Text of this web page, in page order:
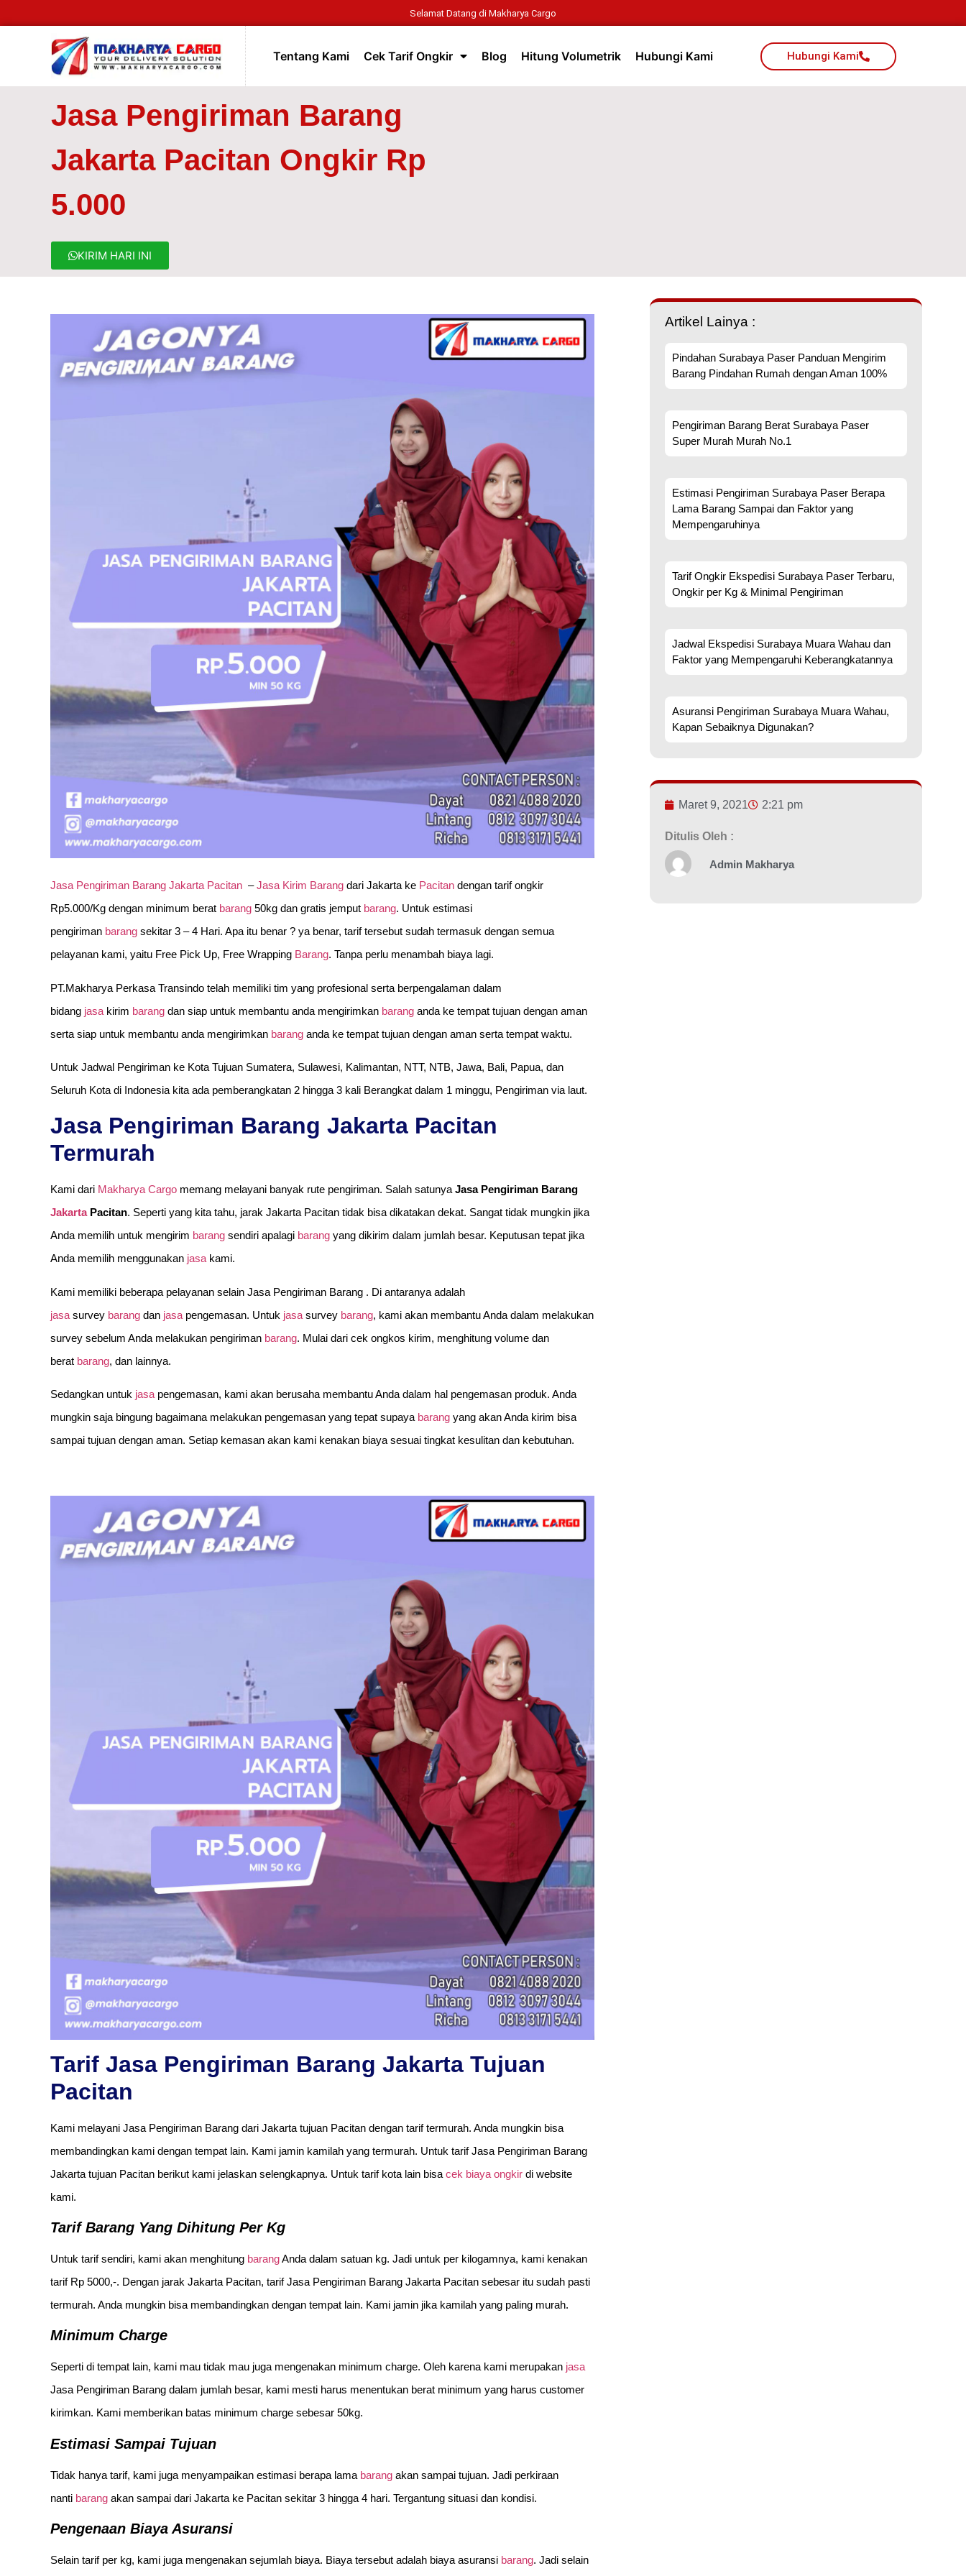
Selamat Datang di Makharya Cargo
Tentang Kami Cek Tarif Ongkir Blog Hitung Volumetrik Hubungi Kami Hubungi Kami
Jasa Pengiriman Barang
Jakarta Pacitan Ongkir Rp
5.000
KIRIM HARI INI
Jasa Pengiriman Barang Jakarta Pacitan –Jasa Kirim Barang dari Jakarta ke Pacitan dengan tarif ongkir
Rp5.000/Kg dengan minimum berat barang 50kg dan gratis jemput barang. Untuk estimasi
pengiriman barang sekitar 3 – 4 Hari. Apa itu benar ? ya benar, tarif tersebut sudah termasuk dengan semua
pelayanan kami, yaitu Free Pick Up, Free Wrapping Barang. Tanpa perlu menambah biaya lagi.
PT.Makharya Perkasa Transindo telah memiliki tim yang profesional serta berpengalaman dalam
bidang jasa kirim barang dan siap untuk membantu anda mengirimkan barang anda ke tempat tujuan dengan aman
serta siap untuk membantu anda mengirimkan barang anda ke tempat tujuan dengan aman serta tempat waktu.
Untuk Jadwal Pengiriman ke Kota Tujuan Sumatera, Sulawesi, Kalimantan, NTT, NTB, Jawa, Bali, Papua, dan
Seluruh Kota di Indonesia kita ada pemberangkatan 2 hingga 3 kali Berangkat dalam 1 minggu, Pengiriman via laut.
Jasa Pengiriman Barang Jakarta Pacitan
Termurah
Kami dari Makharya Cargo memang melayani banyak rute pengiriman. Salah satunyaJasa Pengiriman Barang
JakartaPacitan. Seperti yang kita tahu, jarak Jakarta Pacitan tidak bisa dikatakan dekat. Sangat tidak mungkin jika
Anda memilih untuk mengirim barang sendiri apalagi barang yang dikirim dalam jumlah besar. Keputusan tepat jika
Anda memilih menggunakan jasakami.
Kami memiliki beberapa pelayanan selain Jasa Pengiriman Barang . Di antaranya adalah
jasa survey barang dan jasa pengemasan. Untuk jasa survey barang, kami akan membantu Anda dalam melakukan
survey sebelum Anda melakukan pengiriman barang. Mulai dari cek ongkos kirim, menghitung volume dan
berat barang, dan lainnya.
Sedangkan untuk jasa pengemasan, kami akan berusaha membantu Anda dalam hal pengemasan produk. Anda
mungkin saja bingung bagaimana melakukan pengemasan yang tepat supaya barang yang akan Anda kirim bisa
sampai tujuan dengan aman. Setiap kemasan akan kami kenakan biaya sesuai tingkat kesulitan dan kebutuhan.
Tarif Jasa Pengiriman Barang Jakarta Tujuan
Pacitan
Kami melayani Jasa Pengiriman Barang dari Jakarta tujuan Pacitan dengan tarif termurah. Anda mungkin bisa
membandingkan kami dengan tempat lain. Kami jamin kamilah yang termurah. Untuk tarif Jasa Pengiriman Barang
Jakarta tujuan Pacitan berikut kami jelaskan selengkapnya. Untuk tarif kota lain bisa cek biaya ongkir di website
kami.
Tarif Barang Yang Dihitung Per Kg
Untuk tarif sendiri, kami akan menghitung barangAnda dalam satuan kg. Jadi untuk per kilogamnya, kami kenakan
tarif Rp 5000,-. Dengan jarak Jakarta Pacitan, tarif Jasa Pengiriman Barang Jakarta Pacitan sebesar itu sudah pasti
termurah. Anda mungkin bisa membandingkan dengan tempat lain. Kami jamin jika kamilah yang paling murah.
Minimum Charge
Seperti di tempat lain, kami mau tidak mau juga mengenakan minimum charge. Oleh karena kami merupakan jasa
Jasa Pengiriman Barang dalam jumlah besar, kami mesti harus menentukan berat minimum yang harus customer
kirimkan. Kami memberikan batas minimum charge sebesar 50kg.
Estimasi Sampai Tujuan
Tidak hanya tarif, kami juga menyampaikan estimasi berapa lama barang akan sampai tujuan. Jadi perkiraan
nanti barang akan sampai dari Jakarta ke Pacitan sekitar 3 hingga 4 hari. Tergantung situasi dan kondisi.
Pengenaan Biaya Asuransi
Selain tarif per kg, kami juga mengenakan sejumlah biaya. Biaya tersebut adalah biaya asuransi barang. Jadi selain
Artikel Lainya :
Pindahan Surabaya Paser Panduan Mengirim
Barang Pindahan Rumah dengan Aman 100%
Pengiriman Barang Berat Surabaya Paser
Super Murah Murah No.1
Estimasi Pengiriman Surabaya Paser Berapa
Lama Barang Sampai dan Faktor yang
Mempengaruhinya
Tarif Ongkir Ekspedisi Surabaya Paser Terbaru,
Ongkir per Kg & Minimal Pengiriman
Jadwal Ekspedisi Surabaya Muara Wahau dan
Faktor yang Mempengaruhi Keberangkatannya
Asuransi Pengiriman Surabaya Muara Wahau,
Kapan Sebaiknya Digunakan?
Maret 9, 2021 2:21 pm
Ditulis Oleh :
Admin Makharya